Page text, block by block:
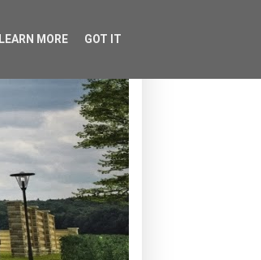
LEARN MORE GOT IT